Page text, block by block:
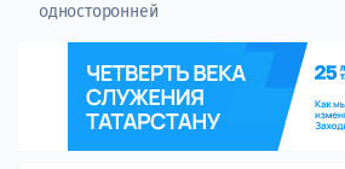
односторонней